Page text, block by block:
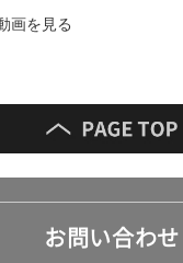
画を見る
お問い合わせ